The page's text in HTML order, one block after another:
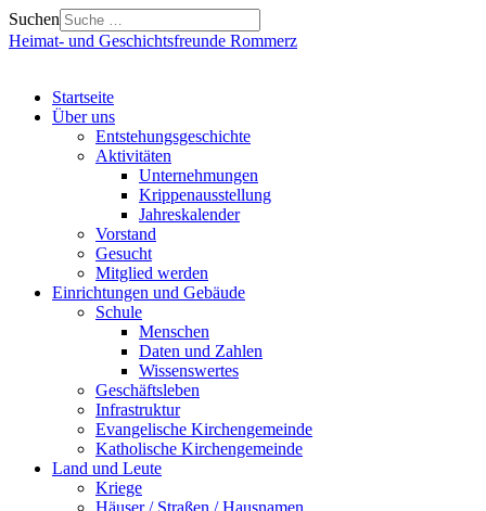
Suchen
Heimat- und Geschichtsfreunde Rommerz
Startseite
Über uns
Entstehungsgeschichte
Aktivitäten
Unternehmungen
Krippenausstellung
Jahreskalender
Vorstand
Gesucht
Mitglied werden
Einrichtungen und Gebäude
Schule
Menschen
Daten und Zahlen
Wissenswertes
Geschäftsleben
Infrastruktur
Evangelische Kirchengemeinde
Katholische Kirchengemeinde
Land und Leute
Kriege
Häuser / Straßen / Hausnamen